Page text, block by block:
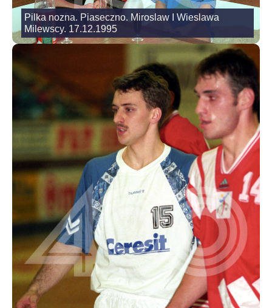
Pilka nozna. Piaseczno. Miroslaw I Wieslawa
Milewscy. 17.12.1995